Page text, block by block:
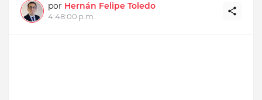
por Hernán Felipe Toledo
4:48:00 p.m.